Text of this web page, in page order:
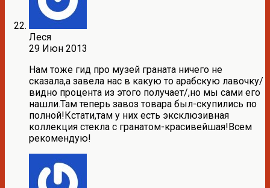
Леся
29 Июн 2013
Нам тоже гид про музей граната ничего не
сказала,а завела нас в какую то арабскую лавочку/
видно процента из этого получает/,но мы сами его
нашли.Там теперь завоз товара был-скупились по
полной!Кстати,там у них есть эксклюзивная
коллекция стекла с гранатом-красивейшая!Всем
рекомендую!